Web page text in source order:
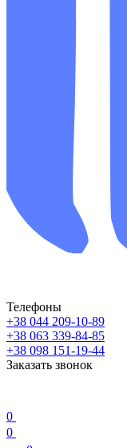
Телефоны
+38 044 209-10-89
+38 063 339-84-85
+38 098 151-19-44
Заказать звонок
0
0